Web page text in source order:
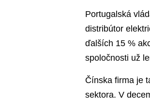
Portugalská
distribútor
ďalších 15 %
spoločnosti už
Čínska firma je
sektora. V